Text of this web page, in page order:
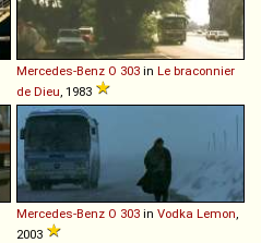
Mercedes-Benz O 303 in Le braconnier
de Dieu , 1983
Mercedes-Benz O 303 in Vodka Lemon
2003